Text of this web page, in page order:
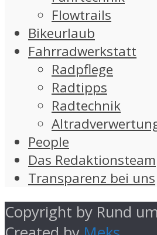
Flowtrails
Bikeurlaub
Fahrradwerkstatt
Radpflege
Radtipps
Radtechnik
People
Das Redaktionsteam
Transparenz bei uns
Copyright by Rund